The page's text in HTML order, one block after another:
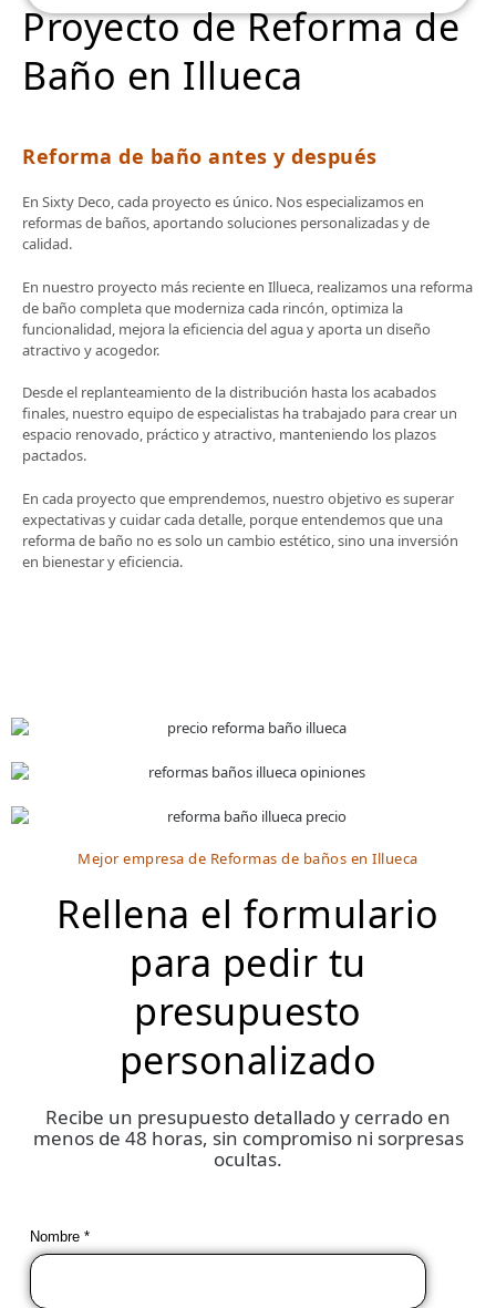
Proyecto de Reforma de
Baño en Illueca
Reforma de baño antes y después
En Sixty Deco, cada proyecto es único. Nos especializamos en
reformas de baños, aportando soluciones personalizadas y de
calidad.
En nuestro proyecto más reciente en Illueca, realizamos una reforma
de baño completa que moderniza cada rincón, optimiza la
funcionalidad, mejora la eficiencia del agua y aporta un diseño
atractivo y acogedor.
Desde el replanteamiento de la distribución hasta los acabados
finales, nuestro equipo de especialistas ha trabajado para crear un
espacio renovado, práctico y atractivo, manteniendo los plazos
pactados.
En cada proyecto que emprendemos, nuestro objetivo es superar
expectativas y cuidar cada detalle, porque entendemos que una
reforma de baño no es solo un cambio estético, sino una inversión
en bienestar y eficiencia.
Mejor empresa de Reformas de baños en Illueca
Rellena el formulario
para pedir tu
presupuesto
personalizado
Recibe un presupuesto detallado y cerrado en
menos de 48 horas, sin compromiso ni sorpresas
ocultas.
Nombre *